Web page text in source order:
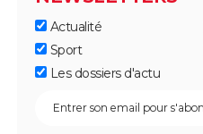
Actualité
Sport
Les dossiers d'actu